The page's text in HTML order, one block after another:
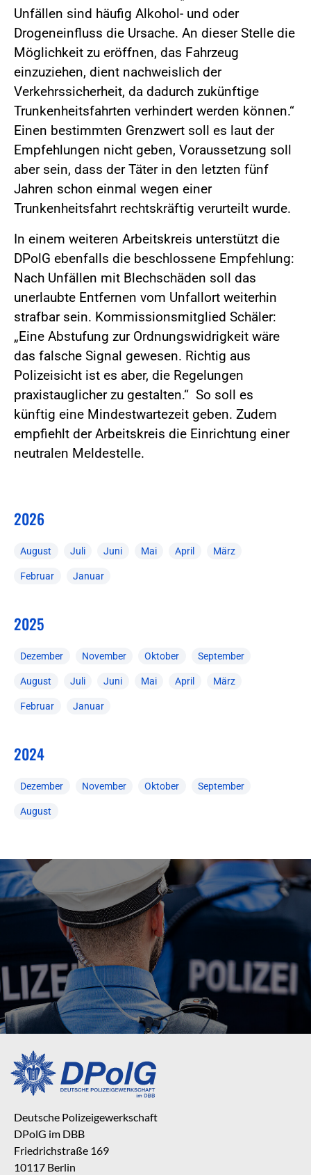
Unfällen sind häufig Alkohol- und oder
Drogeneinfluss die Ursache. An dieser Stelle die
Möglichkeit zu eröffnen, das Fahrzeug
einzuziehen, dient nachweislich der
Verkehrssicherheit, da dadurch zukünftige
Trunkenheitsfahrten verhindert werden können.“
Einen bestimmten Grenzwert soll es laut der
Empfehlungen nicht geben, Voraussetzung soll
aber sein, dass der Täter in den letzten fünf
Jahren schon einmal wegen einer
Trunkenheitsfahrt rechtskräftig verurteilt wurde.
In einem weiteren Arbeitskreis unterstützt die
DPolG ebenfalls die beschlossene Empfehlung:
Nach Unfällen mit Blechschäden soll das
unerlaubte Entfernen vom Unfallort weiterhin
strafbar sein. Kommissionsmitglied Schäler:
„Eine Abstufung zur Ordnungswidrigkeit wäre
das falsche Signal gewesen. Richtig aus
Polizeisicht ist es aber, die Regelungen
praxistauglicher zu gestalten.“ So soll es
künftig eine Mindestwartezeit geben. Zudem
empfiehlt der Arbeitskreis die Einrichtung einer
neutralen Meldestelle.
2026
August Juli Juni Mai April März
Februar Januar
2025
Dezember November Oktober September
August Juli Juni Mai April März
Februar Januar
2024
Dezember November Oktober September
August
Deutsche Polizeigewerkschaft
DPolG im DBB
Friedrichstraße 169
10117 Berlin